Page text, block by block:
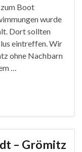
Boot
wurde
Dort sollten
eintreffen. Wir
ohne Nachbarn
…
– Grömitz